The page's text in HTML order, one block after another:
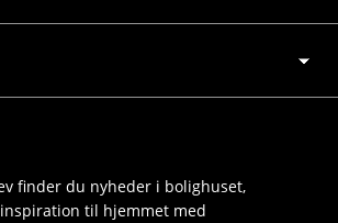
finder du nyheder i bolighuset,
til hjemmet med